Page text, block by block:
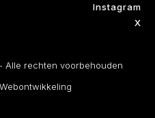
Instagram
X
Alle rechten voorbehouden
Webontwikkeling